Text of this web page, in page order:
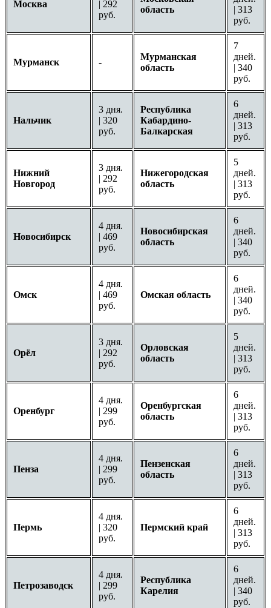
Москва
| 292
руб.
область
| 313
руб.
Мурманск -
Мурманская
область
7
дней.
| 340
руб.
Нальчик
3 дня.
| 320
руб.
Республика
Кабардино-
Балкарская
6
дней.
| 313
руб.
Нижний
Новгород
3 дня.
| 292
руб.
Нижегородская
область
5
дней.
| 313
руб.
Новосибирск
4 дня.
| 469
руб.
Новосибирская
область
6
дней.
| 340
руб.
Омск
4 дня.
| 469
руб.
Омская область
6
дней.
| 340
руб.
Орёл
3 дня.
| 292
руб.
Орловская
область
5
дней.
| 313
руб.
Оренбург
4 дня.
| 299
руб.
Оренбургская
область
6
дней.
| 313
руб.
Пенза
4 дня.
| 299
руб.
Пензенская
область
6
дней.
| 313
руб.
Пермь
4 дня.
| 320
руб.
Пермский край
6
дней.
| 313
руб.
Петрозаводск
4 дня.
| 299
руб.
Республика
Карелия
6
дней.
| 340
руб.